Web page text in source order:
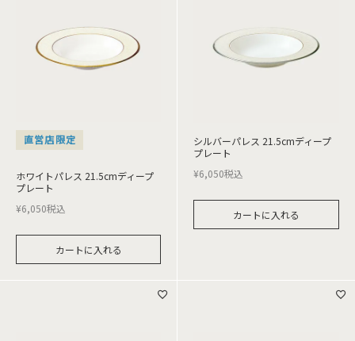
直営店限定
ホワイトパレス 21.5cmディープ
プレート
¥6,050税込
カートに入れる
シルバーパレス 21.5cmディープ
プレート
¥6,050税込
カートに入れる